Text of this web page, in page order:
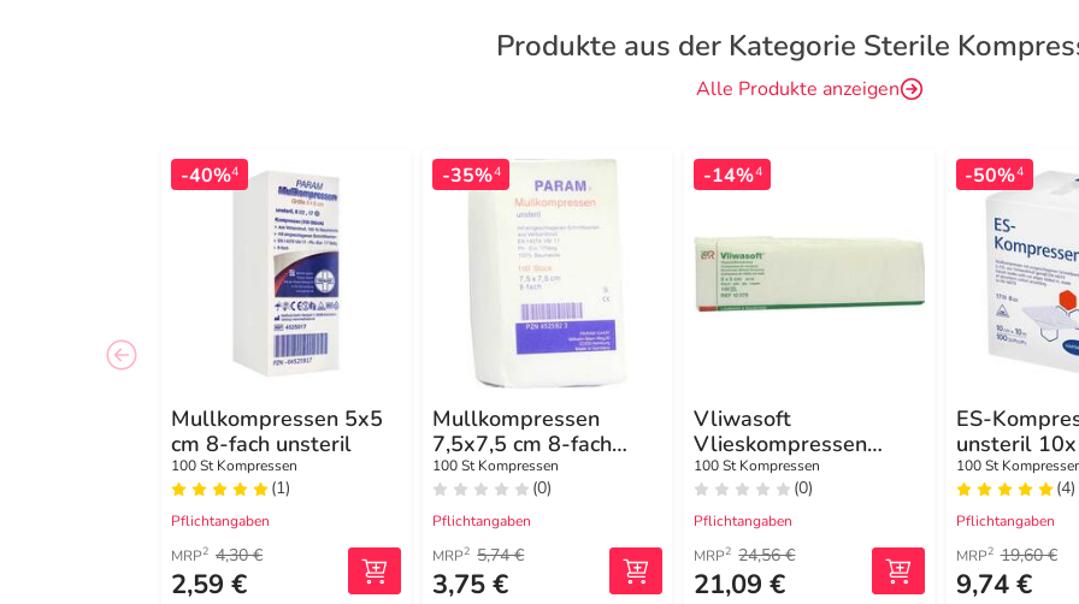
Produkte aus der Kategorie Sterile
Alle Produkte anzeigen
-40%4
Mullkompressen 5x5
cm 8-fach unsteril
100 St Kompressen
(1)
Pflichtangaben
MRP2 4,30 €
2,59 €
-35%4
Mullkompressen
7,5x7,5 cm 8-fach
unsteril
100 St Kompressen
(0)
Pflichtangaben
MRP2 5,74 €
3,75 €
-14%4
Vliwasoft
Vlieskompressen
5x5cm 6-lagig unsteril
100 St Kompressen
(0)
Pflichtangaben
MRP2 24,56 €
21,09 €
-50%4
ES-
unsteril
8fach
100 St
(4)
Pflichtangaben
MRP2 19,60 €
9,74 €